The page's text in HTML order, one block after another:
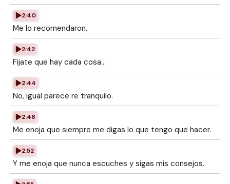
2:40
Me lo recomendaron.
2:42
Fijate que hay cada cosa...
2:44
No, igual parece re tranquilo.
2:48
Me enoja que siempre me digas lo que tengo que hacer.
2:52
Y me enoja que nunca escuches y sigas mis consejos.